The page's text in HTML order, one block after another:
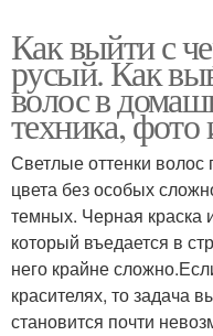
Как выйти с
русый. Как
волос в
техника,
Светлые оттенки
цвета без особых
темных. Черная краска
который въедается в
него крайне
красителях, то задача
становится почти